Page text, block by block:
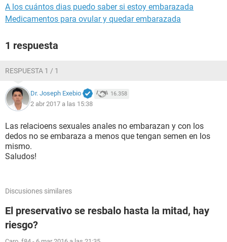
A los cuántos dias puedo saber si estoy embarazada
Medicamentos para ovular y quedar embarazada
1 respuesta
RESPUESTA 1 / 1
Dr. Joseph Exebio 16.358
2 abr 2017 a las 15:38
Las relacioens sexuales anales no embarazan y con los
dedos no se embaraza a menos que tengan semen en los
mismo.
Saludos!
Discusiones similares
El preservativo se resbalo hasta la mitad, hay
riesgo?